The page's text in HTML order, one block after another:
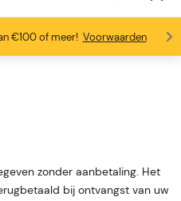
€100 of meer! Voorwaarden
vanaf 3 vaten
ons 4.6/5
zonder aanbetaling. Het
bij ontvangst van uw